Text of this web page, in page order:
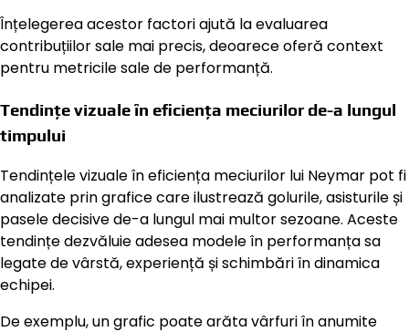
Înțelegerea acestor factori ajută la evaluarea
contribuțiilor sale mai precis, deoarece oferă context
pentru metricile sale de performanță.
Tendințe vizuale în eficiența meciurilor de-a lungul
timpului
Tendințele vizuale în eficiența meciurilor lui Neymar pot fi
analizate prin grafice care ilustrează golurile, asisturile și
pasele decisive de-a lungul mai multor sezoane. Aceste
tendințe dezvăluie adesea modele în performanța sa
legate de vârstă, experiență și schimbări în dinamica
echipei.
De exemplu, un grafic poate arăta vârfuri în anumite